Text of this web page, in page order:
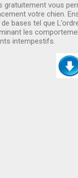
vous
votre chien.
bases tel que
les
intempestifs.